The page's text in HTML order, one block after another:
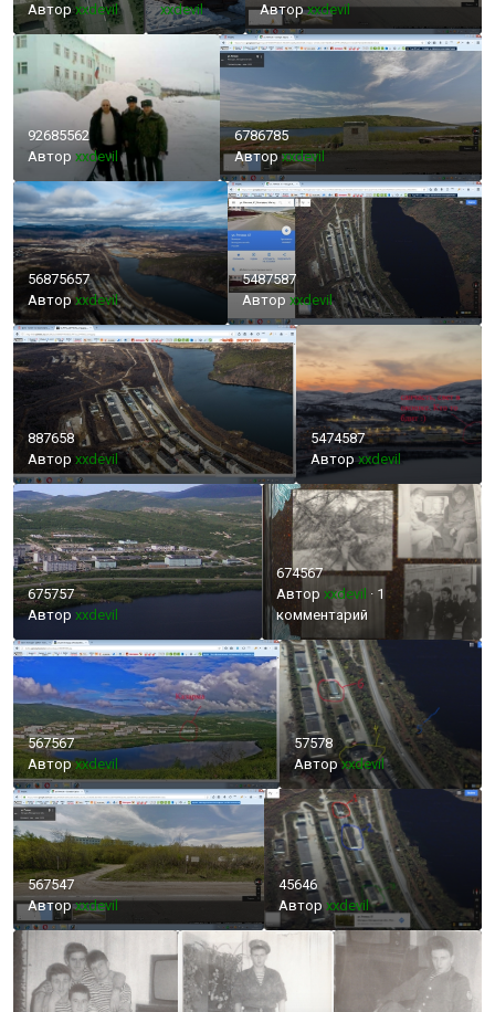
Авторxxdevil
xxdevil
Авторxxdevil
92685562
Автор xxdevil
6786785
Авторxxdevil
56875657
Авторxxdevil
5487587
Автор xxdevil
887658
Автор xxdevil
5474587
Авторxxdevil
675757
Автор xxdevil
674567
Авторxxdevil · 1
комментарий
567567
Авторxxdevil
57578
Авторxxdevil
567547
Авторxxdevil
45646
Авторxxdevil